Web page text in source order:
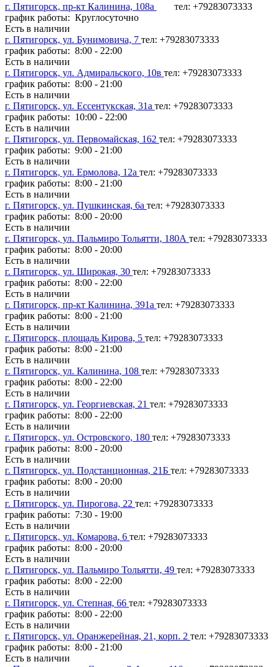
г. Пятигорск, пр-кт Калинина, 108а
тел: +79283073333
график работы: Круглосуточно
Есть в наличии
г. Пятигорск, ул. Бунимовича, 7 тел: +79283073333
график работы: 8:00 - 22:00
Есть в наличии
г. Пятигорск, ул. Адмиральского, 10в тел: +79283073333
график работы: 8:00 - 21:00
Есть в наличии
г. Пятигорск, ул. Ессентукская, 31а тел: +79283073333
график работы: 10:00 - 22:00
Есть в наличии
г. Пятигорск, ул. Первомайская, 162 тел: +79283073333
график работы: 9:00 - 21:00
Есть в наличии
г. Пятигорск, ул. Ермолова, 12а тел: +79283073333
график работы: 8:00 - 21:00
Есть в наличии
г. Пятигорск, ул. Пушкинская, 6а тел: +79283073333
график работы: 8:00 - 20:00
Есть в наличии
г. Пятигорск, ул. Пальмиро Тольятти, 180А тел: +79283073333
график работы: 8:00 - 20:00
Есть в наличии
г. Пятигорск, ул. Широкая, 30 тел: +79283073333
график работы: 8:00 - 22:00
Есть в наличии
г. Пятигорск, пр-кт Калинина, 391а тел: +79283073333
график работы: 8:00 - 21:00
Есть в наличии
г. Пятигорск, площадь Кирова, 5 тел: +79283073333
график работы: 8:00 - 21:00
Есть в наличии
г. Пятигорск, ул. Калинина, 108 тел: +79283073333
график работы: 8:00 - 22:00
Есть в наличии
г. Пятигорск, ул. Георгиевская, 21 тел: +79283073333
график работы: 8:00 - 22:00
Есть в наличии
г. Пятигорск, ул. Островского, 180 тел: +79283073333
график работы: 8:00 - 20:00
Есть в наличии
г. Пятигорск, ул. Подстанционная, 21Б тел: +79283073333
график работы: 8:00 - 20:00
Есть в наличии
г. Пятигорск, ул. Пирогова, 22 тел: +79283073333
график работы: 7:30 - 19:00
Есть в наличии
г. Пятигорск, ул. Комарова, 6 тел: +79283073333
график работы: 8:00 - 20:00
Есть в наличии
г. Пятигорск, ул. Пальмиро Тольятти, 49 тел: +79283073333
график работы: 8:00 - 22:00
Есть в наличии
г. Пятигорск, ул. Степная, 66 тел: +79283073333
график работы: 8:00 - 22:00
Есть в наличии
г. Пятигорск, ул. Оранжерейная, 21, корп. 2 тел: +79283073333
график работы: 8:00 - 21:00
Есть в наличии